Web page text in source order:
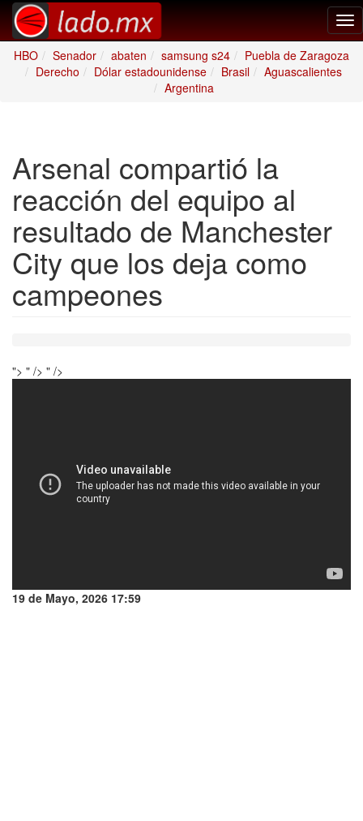
HBO
Senador abaten samsung s24
Puebla de Zaragoza
Derecho
Dólar estadounidense Brasil
Aguascalientes
Argentina
Arsenal compartió la
reacción del equipo al
resultado de Manchester
City que los deja como
campeones
"> " /> " />
19 de Mayo, 2026 17:59